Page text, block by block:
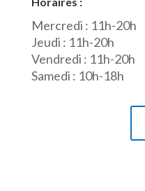
Mercredi : 11h-20h
Jeudi : 11h-20h
Vendredi : 11h-20h
Samedi : 10h-18h